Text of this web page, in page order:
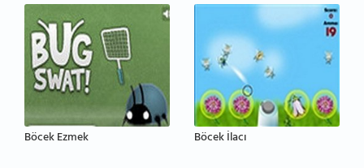
Böcek Ezmek Böcek İlacı